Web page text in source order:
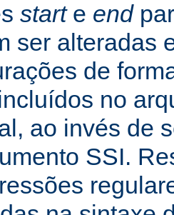
starte end
ser alteradas
de
no
ao invés de
SSI.